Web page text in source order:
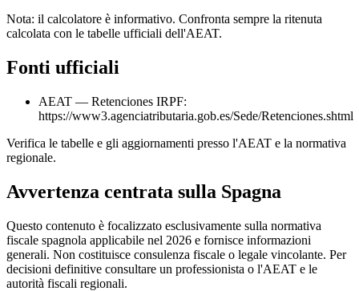
Nota: il calcolatore è informativo. Confronta sempre la ritenuta
calcolata con le tabelle ufficiali dell'AEAT.
Fonti ufficiali
AEAT — Retenciones IRPF:
https://www3.agenciatributaria.gob.es/Sede/Retenciones.shtml
Verifica le tabelle e gli aggiornamenti presso l'AEAT e la normativa
regionale.
Avvertenza centrata sulla Spagna
Questo contenuto è focalizzato esclusivamente sulla normativa
fiscale spagnola applicabile nel 2026 e fornisce informazioni
generali. Non costituisce consulenza fiscale o legale vincolante. Per
decisioni definitive consultare un professionista o l'AEAT e le
autorità fiscali regionali.